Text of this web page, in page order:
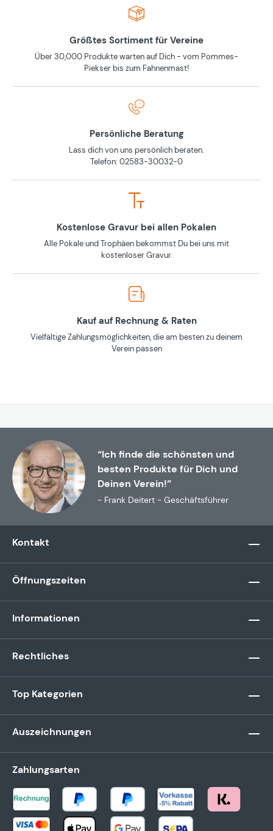
Größtes Sortiment für Vereine
Über 30,000 Produkte warten auf Dich - vom Pommes-
Piekser bis zum Fahnenmast!
Persönliche Beratung
Lass dich von uns persönlich beraten.
Telefon: 02583-30032-0
Kostenlose Gravur bei allen Pokalen
Alle Pokale und Trophäen bekommst Du bei uns mit
kostenloser Gravur.
Kauf auf Rechnung & Raten
Vielfältige Zahlungsmöglichkeiten, die am besten zu deinem
Verein passen
“Ich finde die schönsten und
besten Produkte für Dich und
Deinen Verein!”
- Frank Deitert - Geschäftsführer
Kontakt
Öffnungszeiten
Informationen
Rechtliches
Top Kategorien
Auszeichnungen
Zahlungsarten